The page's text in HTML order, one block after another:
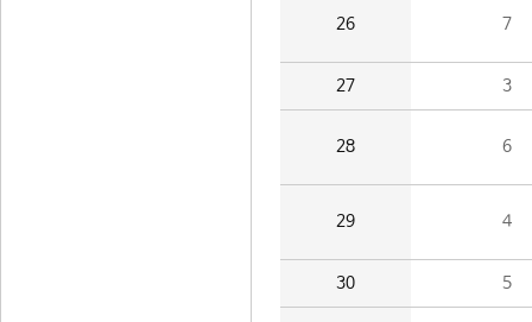
26 7
27 3
28 6
29 4
30 5